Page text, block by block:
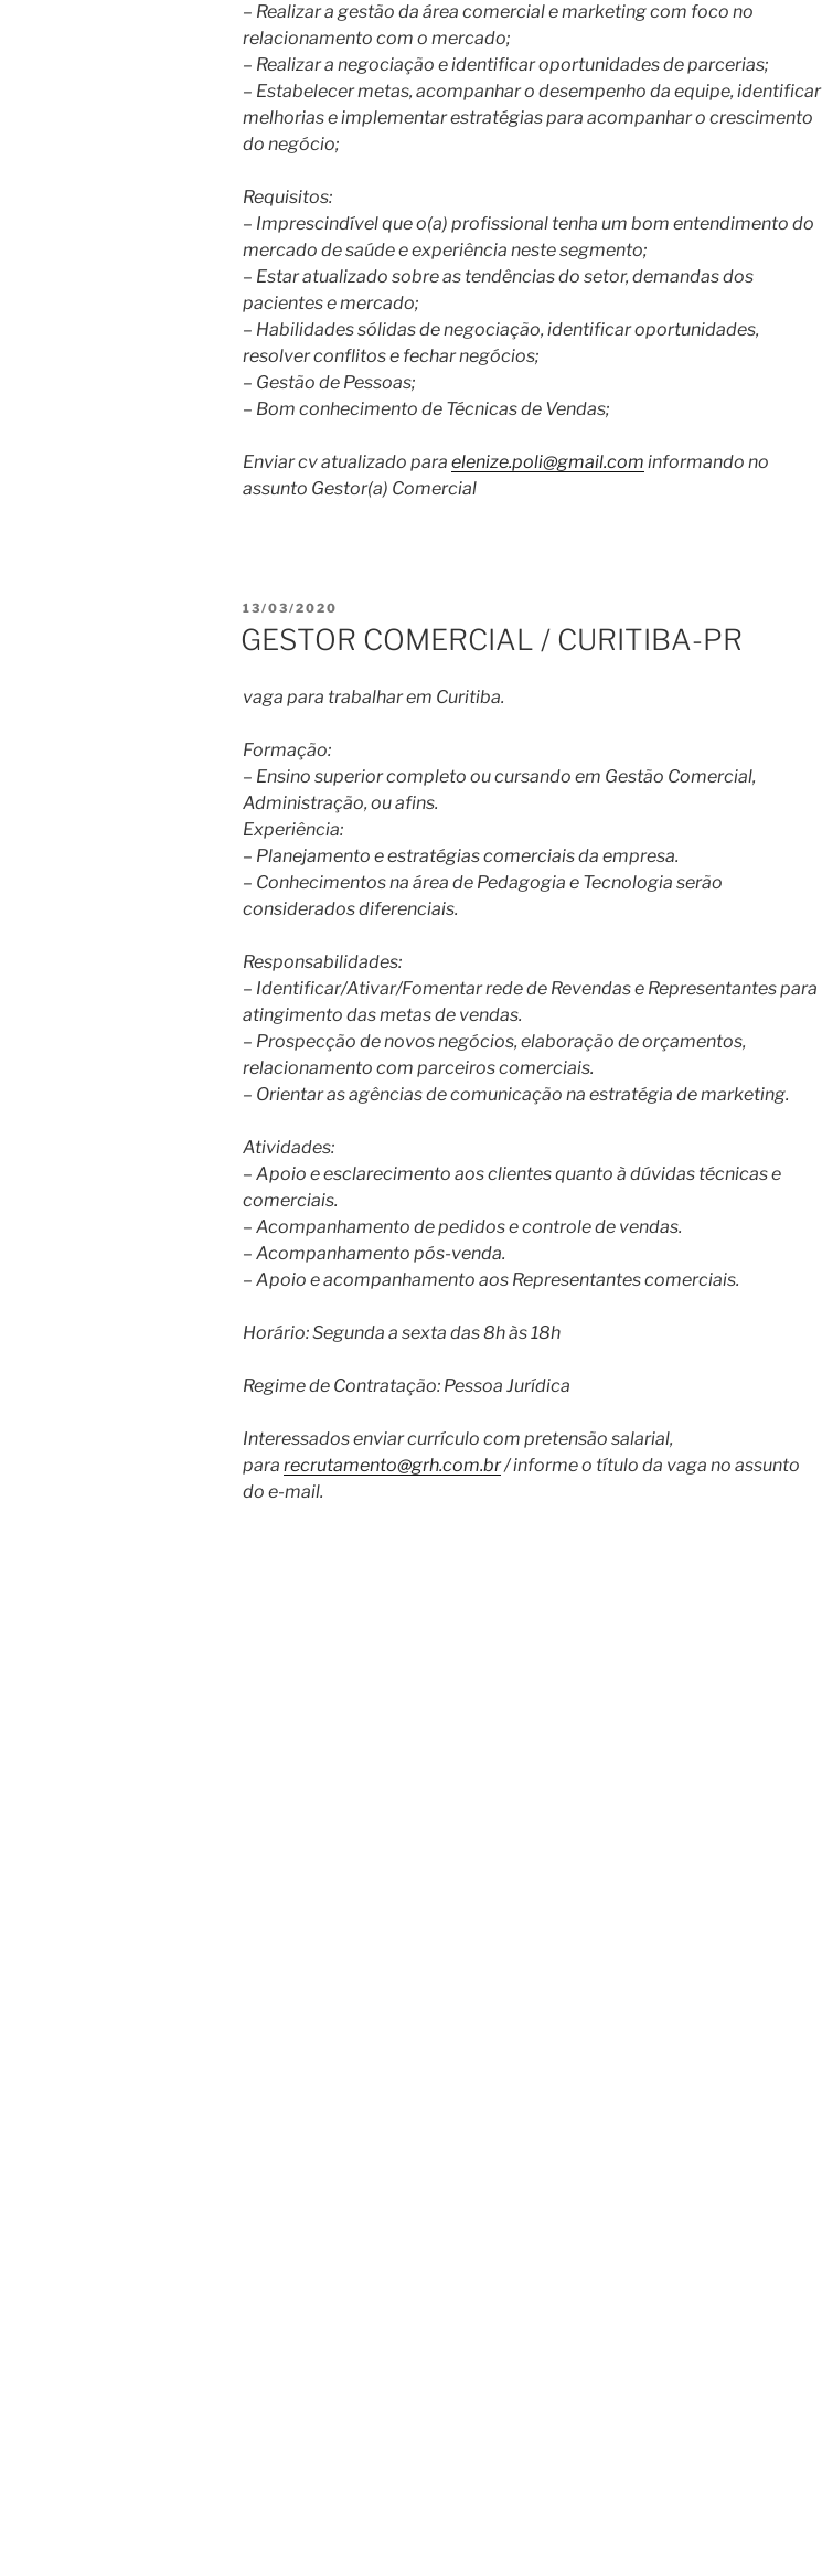
– Realizar a gestão da área comercial e marketing com foco no
relacionamento com o mercado;
– Realizar a negociação e identificar oportunidades de parcerias;
– Estabelecer metas, acompanhar o desempenho da equipe, identificar
melhorias e implementar estratégias para acompanhar o crescimento
do negócio;
Requisitos:
– Imprescindível que o(a) profissional tenha um bom entendimento do
mercado de saúde e experiência neste segmento;
– Estar atualizado sobre as tendências do setor, demandas dos
pacientes e mercado;
– Habilidades sólidas de negociação, identificar oportunidades,
resolver conflitos e fechar negócios;
– Gestão de Pessoas;
– Bom conhecimento de Técnicas de Vendas;
Enviar cv atualizado para elenize.poli@gmail.com informando no
assunto Gestor(a) Comercial
PUBLICADO
EM
13/03/2020
GESTOR COMERCIAL / CURITIBA-PR
vaga para trabalhar em Curitiba.
Formação:
– Ensino superior completo ou cursando em Gestão Comercial,
Administração, ou afins.
Experiência:
– Planejamento e estratégias comerciais da empresa.
– Conhecimentos na área de Pedagogia e Tecnologia serão
considerados diferenciais.
Responsabilidades:
– Identificar/Ativar/Fomentar rede de Revendas e Representantes para
atingimento das metas de vendas.
– Prospecção de novos negócios, elaboração de orçamentos,
relacionamento com parceiros comerciais.
– Orientar as agências de comunicação na estratégia de marketing.
Atividades:
– Apoio e esclarecimento aos clientes quanto à dúvidas técnicas e
comerciais.
– Acompanhamento de pedidos e controle de vendas.
– Acompanhamento pós-venda.
– Apoio e acompanhamento aos Representantes comerciais.
Horário: Segunda a sexta das 8h às 18h
Regime de Contratação: Pessoa Jurídica
Interessados enviar currículo com pretensão salarial,
para recrutamento@grh.com.br/ informe o título da vaga no assunto
do e-mail.